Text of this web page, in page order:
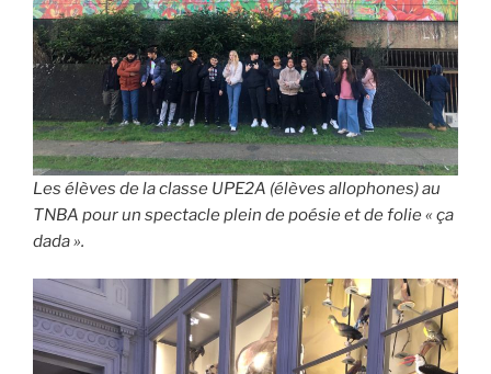
Les élèves de la classe UPE2A (élèves allophones) au
TNBA pour un spectacle plein de poésie et de folie « ça
dada ».